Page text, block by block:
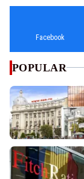
Facebook
POPULAR